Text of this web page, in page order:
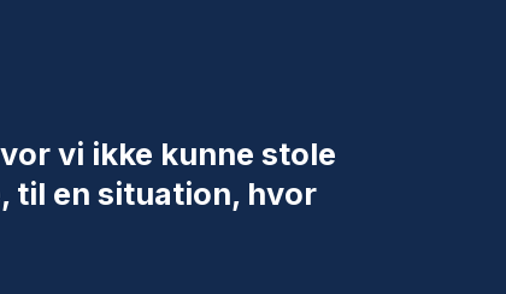
vi ikke kunne stole
til en situation, hvor